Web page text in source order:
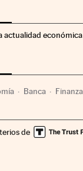
actualidad
Banca
de